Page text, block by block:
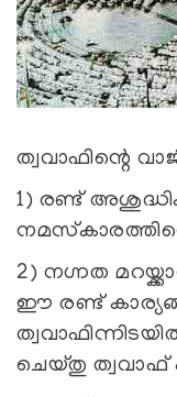
ത്വവാഫിന്റെ
1) രണ്ട്
2) നഗ്നത
ഈ രണ്ട്
ചെയ്തു ത്വവാഫ്